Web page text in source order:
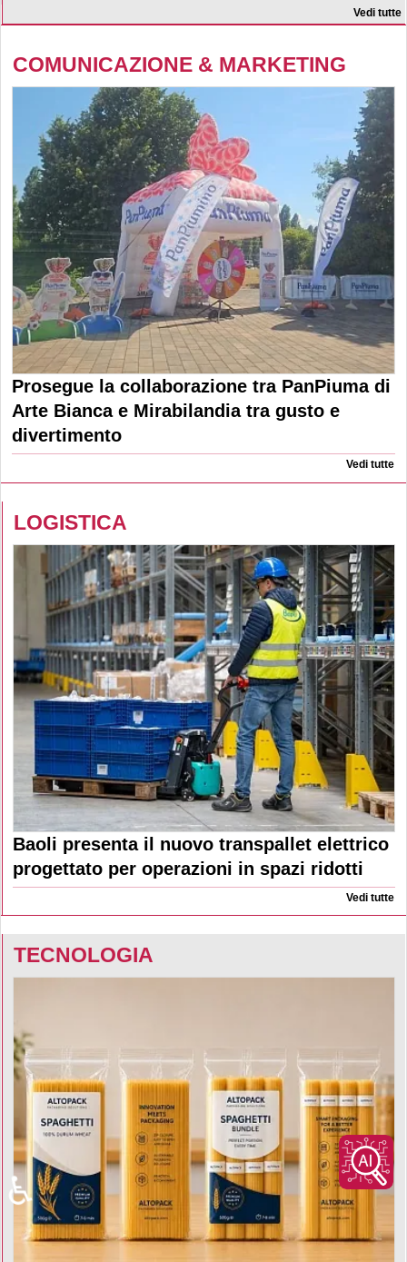
Vedi tutte
COMUNICAZIONE & MARKETING
Prosegue la collaborazione tra PanPiuma di
Arte Bianca e Mirabilandia tra gusto e
divertimento
Vedi tutte
LOGISTICA
Baoli presenta il nuovo transpallet elettrico
progettato per operazioni in spazi ridotti
Vedi tutte
TECNOLOGIA